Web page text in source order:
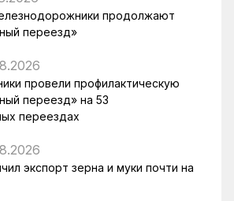
продолжают
переезд»
провели профилактическую
переезд» на 53
переездах
экспорт зерна и муки почти на